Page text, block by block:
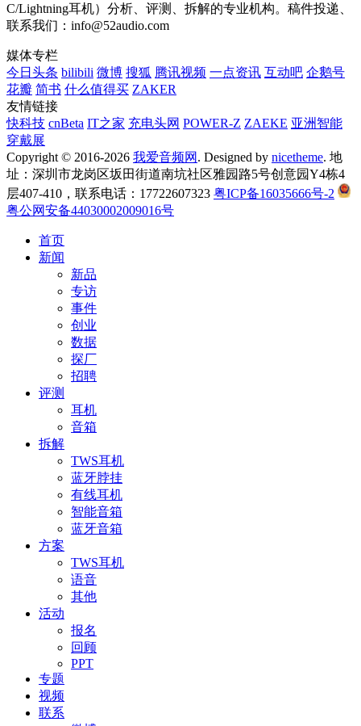
C/Lightning耳机）分析、评测、拆解的专业机构。稿件投递、
联系我们：info@52audio.com
媒体专栏
今日头条 bilibili 微博 搜狐 腾讯视频 一点资讯 互动吧 企鹅号
花瓣 简书 什么值得买 ZAKER
友情链接
快科技 cnBeta IT之家 充电头网 POWER-Z ZAEKE 亚洲智能
穿戴展
Copyright © 2016-2026 我爱音频网 . Designed by nicetheme. 地
址：深圳市龙岗区坂田街道南坑社区雅园路5号创意园Y4栋4
层407-410，联系电话：17722607323 粤ICP备16035666号-2
粤公网安备44030002009016号
首页
新闻
新品
专访
事件
创业
数据
探厂
招聘
评测
耳机
音箱
拆解
TWS耳机
蓝牙脖挂
有线耳机
智能音箱
蓝牙音箱
方案
TWS耳机
语音
其他
活动
报名
回顾
PPT
专题
视频
联系